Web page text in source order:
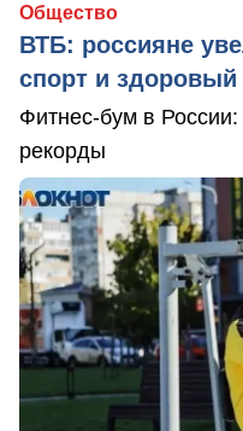
Общество
ВТБ: россияне
спорт и здоровый
Фитнес-бум в
рекорды